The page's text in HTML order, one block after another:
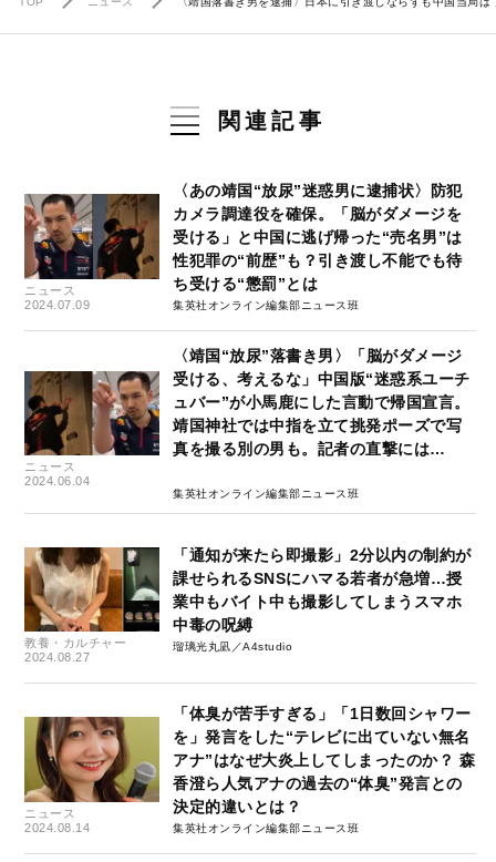
関連記事
ニュース
2024.07.09
〈あの靖国“放尿”迷惑男に逮捕状〉防犯
カメラ調達役を確保。「脳がダメージを
受ける」と中国に逃げ帰った“売名男”は
性犯罪の“前歴”も？引き渡し不能でも待
ち受ける“懲罰”とは
集英社オンライン編集部ニュース班
ニュース
2024.06.04
〈靖国“放尿”落書き男〉「脳がダメージ
受ける、考えるな」中国版“迷惑系ユーチ
ュバー”が小馬鹿にした言動で帰国宣言。
靖国神社では中指を立て挑発ポーズで写
真を撮る別の男も。記者の直撃には…
集英社オンライン編集部ニュース班
教養・カルチャー
2024.08.27
「通知が来たら即撮影」2分以内の制約が
課せられるSNSにハマる若者が急増…授
業中もバイト中も撮影してしまうスマホ
中毒の呪縛
瑠璃光丸凪／A4studio
ニュース
2024.08.14
「体臭が苦手すぎる」「1日数回シャワー
を」発言をした“テレビに出ていない無名
アナ”はなぜ大炎上してしまったのか？ 森
香澄ら人気アナの過去の“体臭”発言との
決定的違いとは？
集英社オンライン編集部ニュース班